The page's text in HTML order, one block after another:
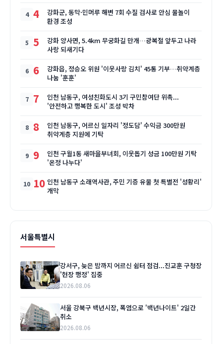
4
강화군, 동막·민머루 해변 7회 수질 검사로 안심 물놀이
환경 조성
5
강화 양사면, 5.4km 무궁화길 만개…광복절 앞두고 나라
사랑 되새기다
6
강화읍, 정승오 위원 '이웃사랑 김치' 45통 기부…취약계층
나눔 '훈훈'
7
인천 남동구, 여성친화도시 3기 구민참여단 위촉...
'안전하고 행복한 도시' 조성 박차
8
인천 남동구, 어르신 일자리 '정도담' 수익금 300만원
취약계층 지원에 기탁
9
인천 구월1동 새마을부녀회, 이웃돕기 성금 100만원 기탁
'온정 나누다'
10 인천 남동구 소래역사관, 주민 기증 유물 첫 특별전 '성황리'
개막
서울특별시
강서구, 늦은 밤까지 어르신 쉼터 점검...진교훈 구청장
'현장 행정' 집중
2026.08.06
서울 강북구 백년시장, 폭염으로 '백년나이트' 2일간
취소
2026.08.06